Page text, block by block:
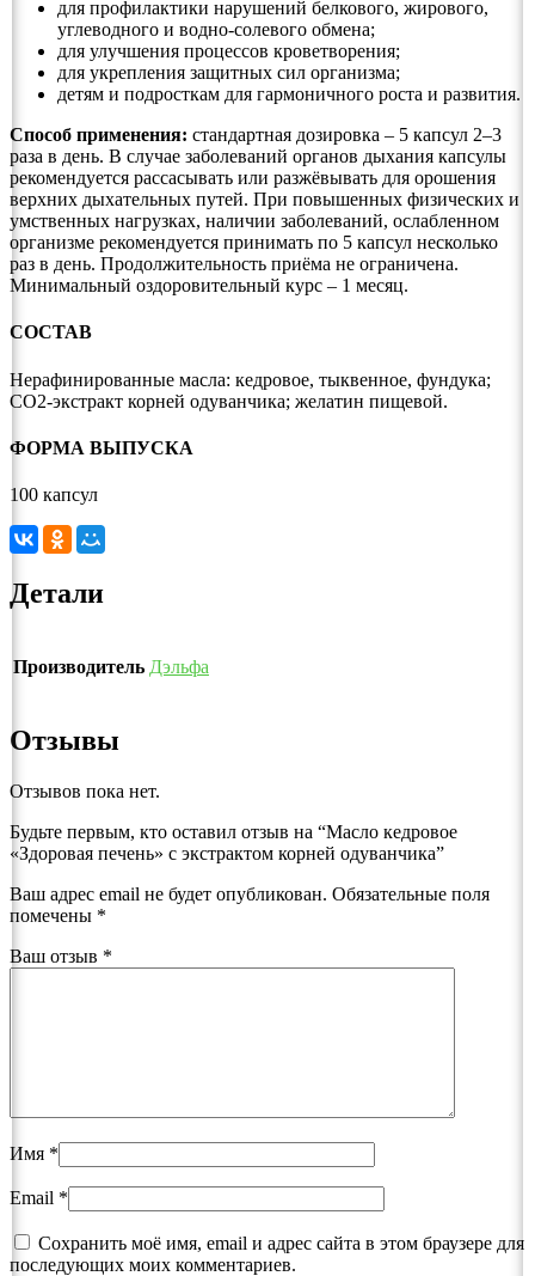
для профилактики нарушений белкового, жирового,
углеводного и водно-солевого обмена;
для улучшения процессов кроветворения;
для укрепления защитных сил организма;
детям и подросткам для гармоничного роста и развития.
Способ применения: стандартная дозировка – 5 капсул 2–3
раза в день. В случае заболеваний органов дыхания капсулы
рекомендуется рассасывать или разжёвывать для орошения
верхних дыхательных путей. При повышенных физических и
умственных нагрузках, наличии заболеваний, ослабленном
организме рекомендуется принимать по 5 капсул несколько
раз в день. Продолжительность приёма не ограничена.
Минимальный оздоровительный курс – 1 месяц.
СОСТАВ
Нерафинированные масла: кедровое, тыквенное, фундука;
СО2-экстракт корней одуванчика; желатин пищевой.
ФОРМА ВЫПУСКА
100 капсул
Детали
Производитель Дэльфа
Отзывы
Отзывов пока нет.
Будьте первым, кто оставил отзыв на “Масло кедровое
«Здоровая печень» с экстрактом корней одуванчика”
Ваш адрес email не будет опубликован. Обязательные поля
помечены *
Ваш отзыв *
Имя *
Email *
Сохранить моё имя, email и адрес сайта в этом браузере для
последующих моих комментариев.